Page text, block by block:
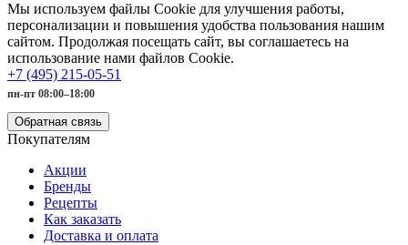
Мы используем файлы Cookie для улучшения работы,
персонализации и повышения удобства пользования нашим
сайтом. Продолжая посещать сайт, вы соглашаетесь на
использование нами файлов Cookie.
+7 (495) 215-05-51
пн-пт 08:00–18:00
Обратная связь
Покупателям
Акции
Бренды
Рецепты
Как заказать
Доставка и оплата